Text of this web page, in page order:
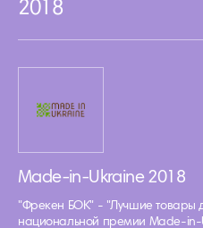
2018
Made-in-Ukraine 2018
"Фрекен БОК" - "Лучшие товары
национальной премии Made-in-